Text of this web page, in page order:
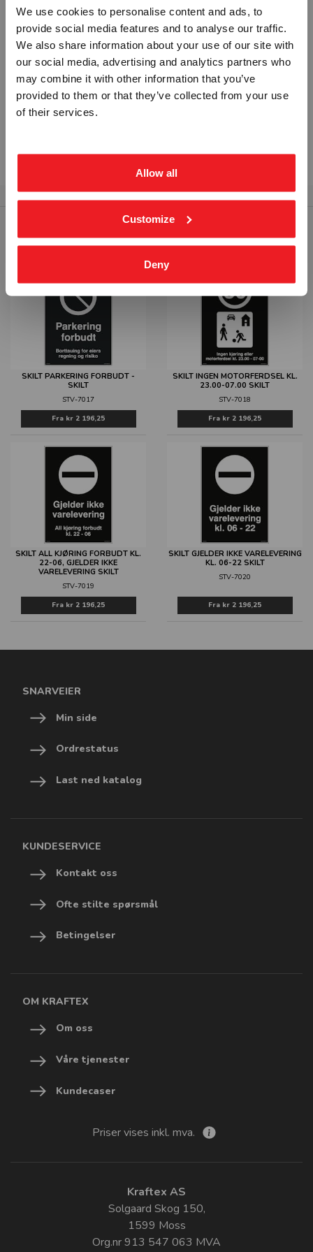
We use cookies to personalise content and ads, to
provide social media features and to analyse our traffic.
We also share information about your use of our site with
our social media, advertising and analytics partners who
may combine it with other information that you’ve
provided to them or that they’ve collected from your use
of their services.
Allow all
Customize
Deny
Ikke dette du var på utkikk etter?
Bruk vårtkontaktskjema.
Send oss ene-post (Hvis du ønsker å sende oss
ett vedlegg)
Ring oss på
RELATERTE PRODUKTER
SKILT PARKERING FORBUDT -
SKILT
STV-7017
Fra kr 2 196,25
SKILT INGEN MOTORFERDSEL KL.
23.00-07.00 SKILT
STV-7018
Fra kr 2 196,25
SKILT ALL KJØRING FORBUDT KL.
22-06, GJELDER IKKE
VARELEVERING SKILT
STV-7019
Fra kr 2 196,25
SKILT GJELDER IKKE VARELEVERING
KL. 06-22 SKILT
STV-7020
Fra kr 2 196,25
SNARVEIER
Min side
Ordrestatus
Last ned katalog
KUNDESERVICE
Kontakt oss
Ofte stilte spørsmål
Betingelser
OM KRAFTEX
Om oss
Våre tjenester
Kundecaser
Priser vises inkl. mva.
Kraftex AS
Solgaard Skog 150,
1599 Moss
Org.nr 913 547 063 MVA
Vennligst velg portal
BEDRIFT PRIVAT